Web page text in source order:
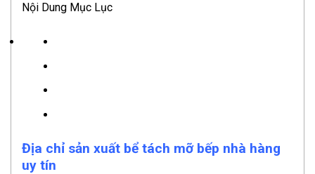
Nội Dung Mục Lục
Địa chỉ sản xuất bể tách mỡ bếp nhà hàng
uy tín